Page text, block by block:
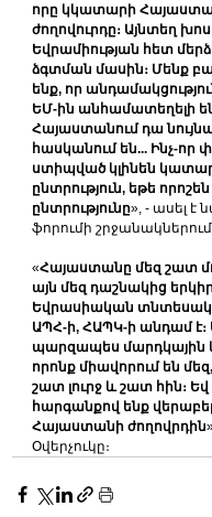
որը կկատարի
ժողովուրդը։ Այնտեղ
Եվրամիության հետ
ձգտման մասին։ Մենք
ենք, որ
ԵՄ-ին անհամատեղելի
Հայաստանում դա
հասկանում են... Ինչ-որ
ստիպված կլինեն
ընտրություն, եթե
ընտրությունը», - ասել է
ֆորումի
«Հայաստանը մեզ շատ
այն մեզ դաշնակից երկիր
Եվրասիական
ԱՊՀ-ի, ՀԱՊԿ-ի անդամ է։
պարզապես մարդկային
որոնք միավորում են
շատ լուրջ և շատ հին։ Եվ
հարգանքով ենք
Հայաստանի ժողովրդին
Օվերչուկը։